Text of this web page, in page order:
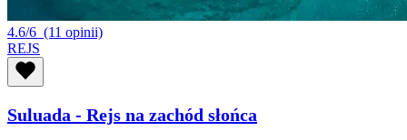
4.6/6 (11 opinii)
REJS
Suluada - Rejs na zachód słońca